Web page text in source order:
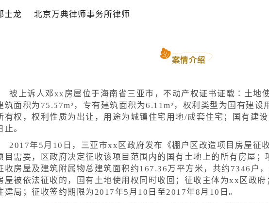
士龙 北京万典律师事务所律师
案情介绍
被上诉人邓xx房屋位于海南省三亚市，不动产权证书证载∶土地
筑面积为75.57m²，专有建筑面积为6.11m²，权利类型为国有建设
有权，权利性质为出让，用途为城镇住宅用地/成套住宅；国有建
止。
2017年5月10日，三亚市xx区政府发布《棚户区改造项目房屋征
目需要，区政府决定征收该项目范围内的国有土地上的所有房屋；
收房屋及建筑附属物总建筑面积约167.36万平方米，共约7346户
屋被依法征收的，国有土地使用权同时收回；征收主体为xx区政
建局；征收签约期限为2017年5月10日至2017年8月10日。